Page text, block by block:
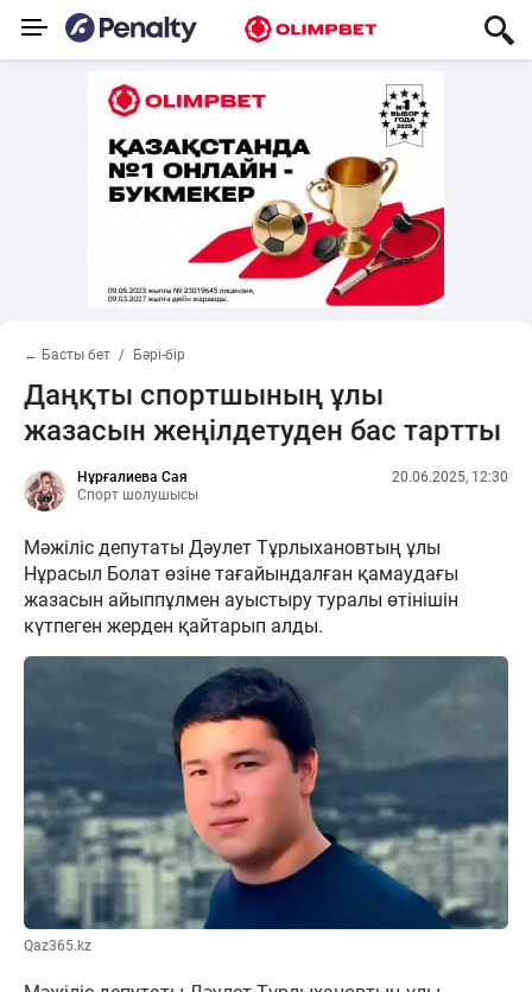
← Басты бет Бәрі-бір
Даңқты спортшының ұлы
жазасын жеңілдетуден бас тартты
Нұрғалиева Сая
Спорт шолушысы
20.06.2025, 12:30
Мәжіліс депутаты Дәулет Тұрлыхановтың ұлы
Нұрасыл Болат өзіне тағайындалған қамаудағы
жазасын айыппұлмен ауыстыру туралы өтінішін
күтпеген жерден қайтарып алды.
Qaz365.kz